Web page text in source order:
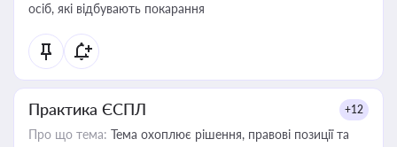
осіб, які відбувають покарання
Практика ЄСПЛ +12
Про що тема: Тема охоплює рішення, правові позиції та